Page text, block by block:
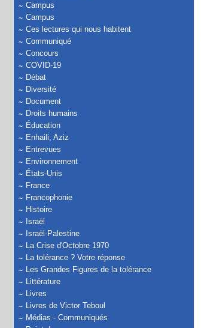
Campus
Campus
Ces lectures qui nous habitent
Communiqué
Concours
COVID-19
Débat
Diversité
Document
Droits humains
Éducation
Enhaili, Aziz
Entrevues
Environnement
États-Unis
France
Francophonie
Histoire
Israël
Israël-Palestine
La Crise d'Octobre 1970
La tolérance ? Votre réponse
Les Grandes Figures de la tolérance
Littérature
Livres
Livres de Victor Teboul
Médias - Communiqués